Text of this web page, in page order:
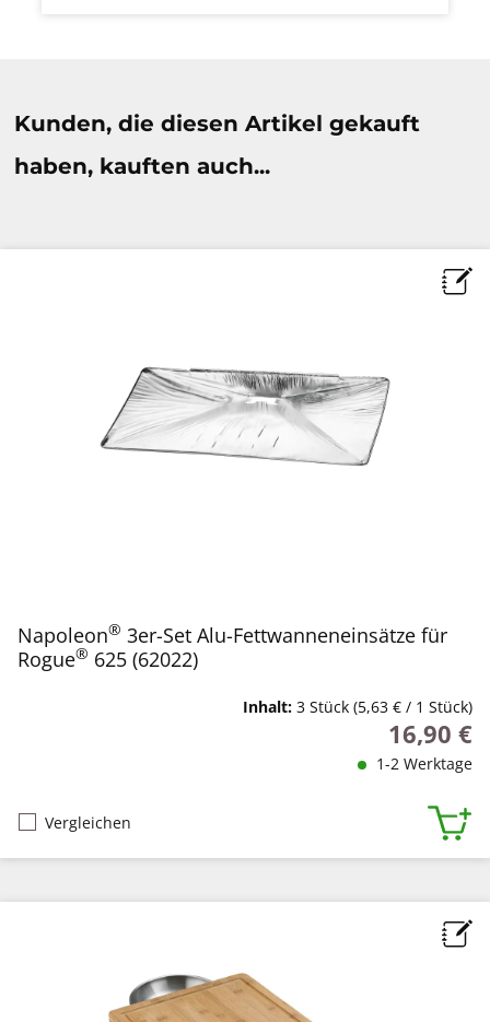
Kunden, die diesen Artikel gekauft
haben, kauften auch...
Napoleon® 3er-Set Alu-Fettwanneneinsätze für
Rogue® 625 (62022)
Inhalt: 3 Stück (5,63 € / 1 Stück)
Regulärer
16,90 €
1-2 Werktage
Vergleichen